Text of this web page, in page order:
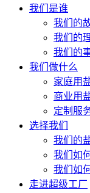
我们是谁
我们的
我们的
我们的
我们做什么
家庭用
商业用
定制服
选择我们
我们的
我们如
我们如
走进超级工厂